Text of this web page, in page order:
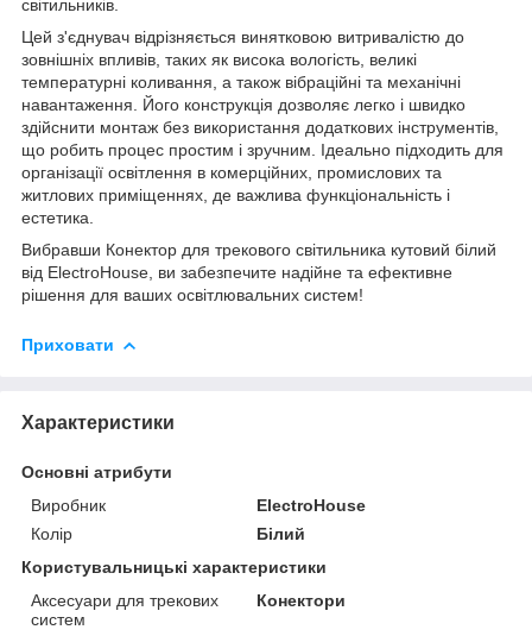
світильників.
Цей з'єднувач відрізняється винятковою витривалістю до
зовнішніх впливів, таких як висока вологість, великі
температурні коливання, а також вібраційні та механічні
навантаження. Його конструкція дозволяє легко і швидко
здійснити монтаж без використання додаткових інструментів,
що робить процес простим і зручним. Ідеально підходить для
організації освітлення в комерційних, промислових та
житлових приміщеннях, де важлива функціональність і
естетика.
Вибравши Конектор для трекового світильника кутовий білий
від ElectroHouse, ви забезпечите надійне та ефективне
рішення для ваших освітлювальних систем!
Приховати
Характеристики
Основні атрибути
Виробник
ElectroHouse
Колір
Білий
Користувальницькі характеристики
Аксесуари для трекових
систем
Конектори